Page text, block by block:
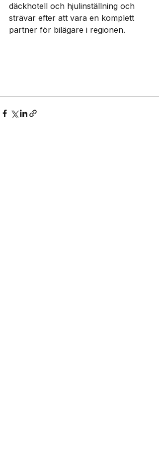
däckhotell och hjulinställning och
strävar efter att vara en komplett
partner för bilägare i regionen.